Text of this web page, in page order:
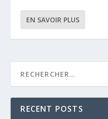
EN SAVOIR PLUS
RECENT POSTS